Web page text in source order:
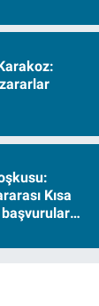
Kısa
başvurular